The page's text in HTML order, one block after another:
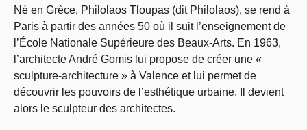
Né en Grèce, Philolaos Tloupas (dit Philolaos), se rend à
Paris à partir des années 50 où il suit l’enseignement de
l’École Nationale Supérieure des Beaux-Arts. En 1963,
l’architecte André Gomis lui propose de créer une «
sculpture-architecture » à Valence et lui permet de
découvrir les pouvoirs de l’esthétique urbaine. Il devient
alors le sculpteur des architectes.